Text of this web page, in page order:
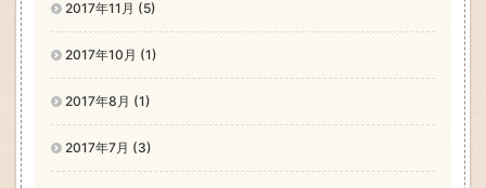
2017年11月 (5)
2017年10月 (1)
2017年8月 (1)
2017年7月 (3)